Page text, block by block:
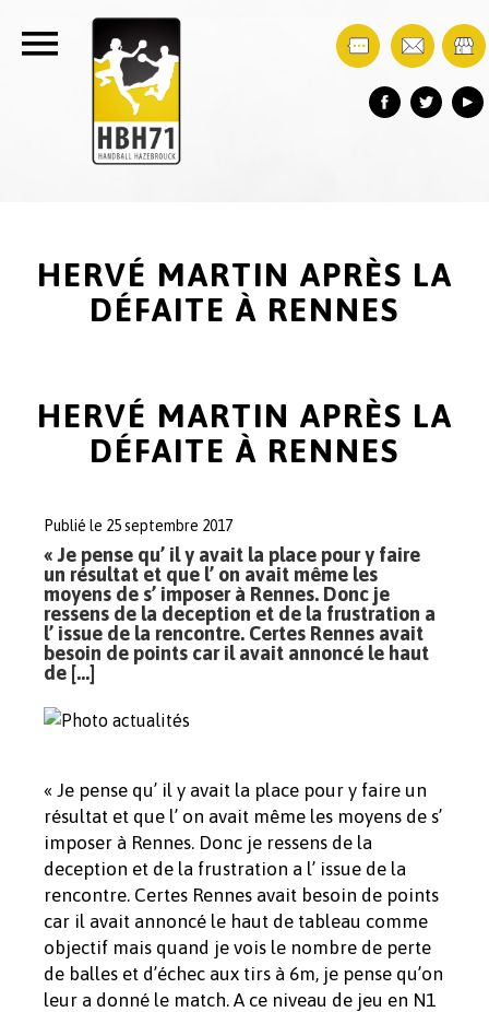
HERVÉ MARTIN APRÈS LA
DÉFAITE À RENNES
HERVÉ MARTIN APRÈS LA
DÉFAITE À RENNES
Publié le 25 septembre 2017
« Je pense qu’ il y avait la place pour y faire
un résultat et que l’ on avait même les
moyens de s’ imposer à Rennes. Donc je
ressens de la deception et de la frustration a
l’ issue de la rencontre. Certes Rennes avait
besoin de points car il avait annoncé le haut
de […]
« Je pense qu’ il y avait la place pour y faire un
résultat et que l’ on avait même les moyens de s’
imposer à Rennes. Donc je ressens de la
deception et de la frustration a l’ issue de la
rencontre. Certes Rennes avait besoin de points
car il avait annoncé le haut de tableau comme
objectif mais quand je vois le nombre de perte
de balles et d’échec aux tirs à 6m, je pense qu’on
leur a donné le match. A ce niveau de jeu en N1